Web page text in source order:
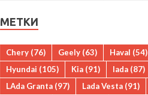
МЕТКИ
Chery (76) Geely (63) Haval (54)
Hyundai (105) Kia (91) lada (87)
LAda Granta (97) Lada Vesta (91)